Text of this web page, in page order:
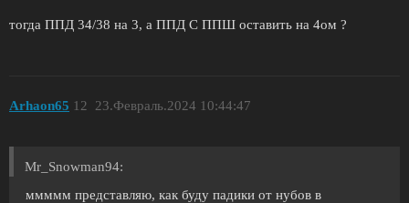
тогда ППД 34/38 на 3, а ППД С ППШ оставить на 4ом ?
Arhaon65 23.Февраль.2024 10:44:47
12
Mr_Snowman94:
ммммм представляю, как буду падики от нубов в